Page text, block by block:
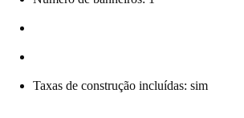
Taxas de construção incluídas: sim